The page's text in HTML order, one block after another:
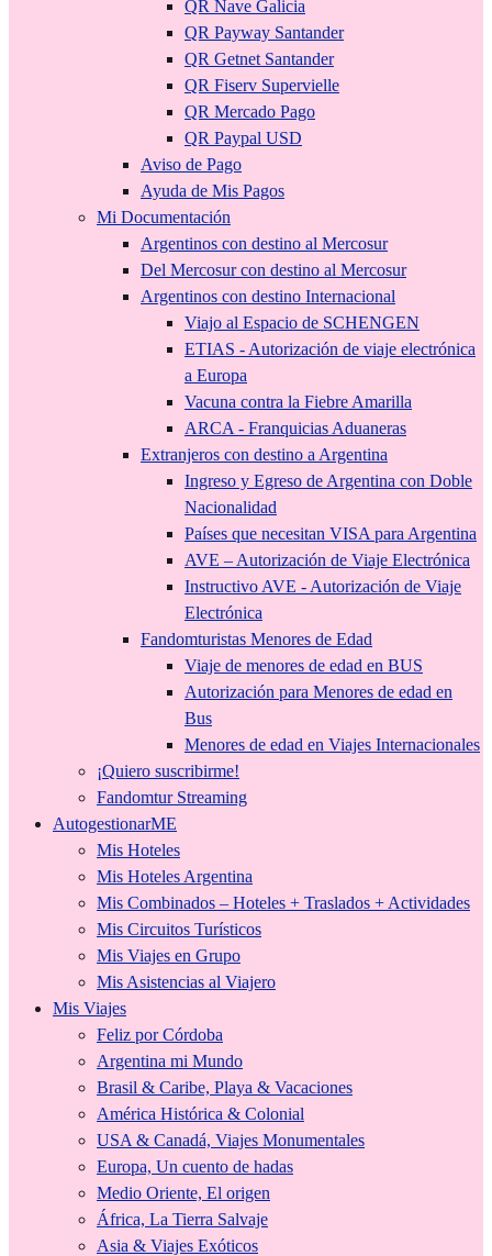
QR Nave Galicia
QR Payway Santander
QR Getnet Santander
QR Fiserv Supervielle
QR Mercado Pago
QR Paypal USD
Aviso de Pago
Ayuda de Mis Pagos
Mi Documentación
Argentinos con destino al Mercosur
Del Mercosur con destino al Mercosur
Argentinos con destino Internacional
Viajo al Espacio de SCHENGEN
ETIAS - Autorización de viaje electrónica
a Europa
Vacuna contra la Fiebre Amarilla
ARCA - Franquicias Aduaneras
Extranjeros con destino a Argentina
Ingreso y Egreso de Argentina con Doble
Nacionalidad
Países que necesitan VISA para Argentina
AVE – Autorización de Viaje Electrónica
Instructivo AVE - Autorización de Viaje
Electrónica
Fandomturistas Menores de Edad
Viaje de menores de edad en BUS
Autorización para Menores de edad en
Bus
Menores de edad en Viajes Internacionales
¡Quiero suscribirme!
Fandomtur Streaming
AutogestionarME
Mis Hoteles
Mis Hoteles Argentina
Mis Combinados – Hoteles + Traslados + Actividades
Mis Circuitos Turísticos
Mis Viajes en Grupo
Mis Asistencias al Viajero
Mis Viajes
Feliz por Córdoba
Argentina mi Mundo
Brasil & Caribe, Playa & Vacaciones
América Histórica & Colonial
USA & Canadá, Viajes Monumentales
Europa, Un cuento de hadas
Medio Oriente, El origen
África, La Tierra Salvaje
Asia & Viajes Exóticos